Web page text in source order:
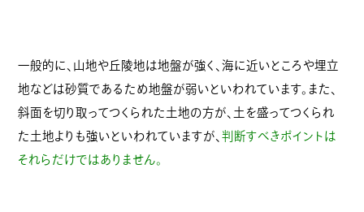
一般的に、山地や丘陵地は地盤が強く、海に近いところや埋立
地などは砂質であるため地盤が弱いといわれています。また、
斜面を切り取ってつくられた土地の方が、土を盛ってつくられ
た土地よりも強いといわれていますが、判断すべきポイントは
それらだけではありません。